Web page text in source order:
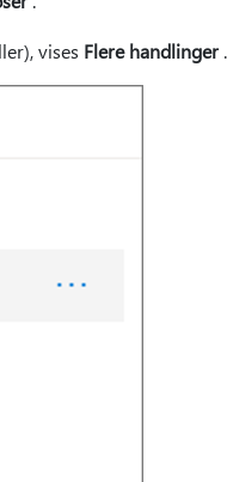
vises Flere handlinger.